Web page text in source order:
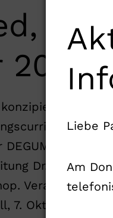
Liebe
Am
7.
als
für
DGKN.
Dr. Kele.
7. Oktober 2017